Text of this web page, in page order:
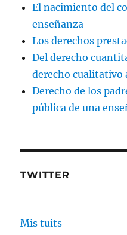
El nacimiento del
enseñanza
Los derechos
Del derecho
derecho cualitativo
Derecho de los
pública de una
TWITTER
Mis tuits